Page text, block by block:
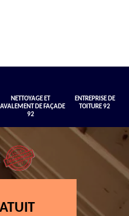
NETTOYAGE ET
DE FAÇADE
92
ENTREPRISE DE
TOITURE 92